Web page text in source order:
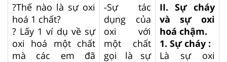
?Thế nào là sự oxi
hoá 1 chất?
? Lấy 1 ví dụ về sự
oxi hoá một chất
mà các em đã
-Sự tác
dụng của
oxi với
một chất
gọi là sự
II. Sự cháy
và sự oxi
hoá chậm.
1. Sự cháy :
Là sự oxi